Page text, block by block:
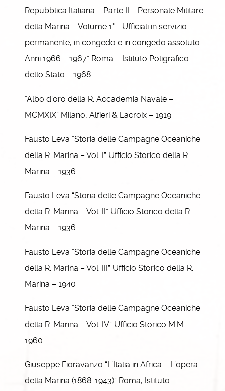
Repubblica Italiana – Parte II – Personale Militare
della Marina – Volume 1° - Ufficiali in servizio
permanente, in congedo e in congedo assoluto –
Anni 1966 – 1967” Roma – Istituto Poligrafico
dello Stato – 1968
“Albo d’oro della R. Accademia Navale –
MCMXIX” Milano, Alfieri & Lacroix – 1919
Fausto Leva “Storia delle Campagne Oceaniche
della R. Marina – Vol. I” Ufficio Storico della R.
Marina – 1936
Fausto Leva “Storia delle Campagne Oceaniche
della R. Marina – Vol. II” Ufficio Storico della R.
Marina – 1936
Fausto Leva “Storia delle Campagne Oceaniche
della R. Marina – Vol. III” Ufficio Storico della R.
Marina – 1940
Fausto Leva “Storia delle Campagne Oceaniche
della R. Marina – Vol. IV” Ufficio Storico M.M. –
1960
Giuseppe Fioravanzo “L’Italia in Africa – L’opera
della Marina (1868-1943)” Roma, Istituto